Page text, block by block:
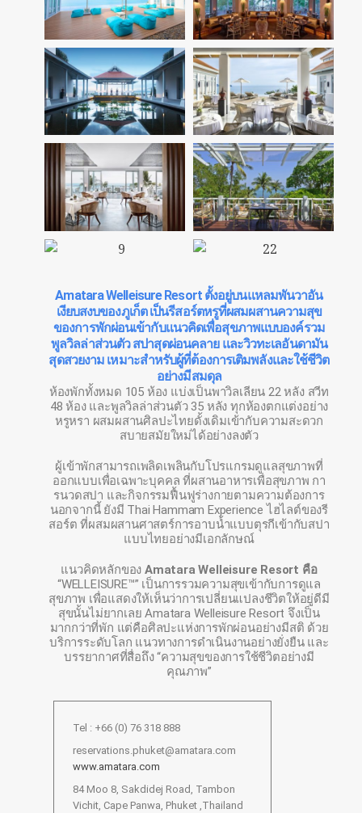
Amatara Welleisure Resort ตั้งอยู่บนแหลมพันวาอัน
เงียบสงบของภูเก็ต เป็นรีสอร์ตหรูที่ผสมผสานความสุข
ของการพักผ่อนเข้ากับแนวคิดเพื่อสุขภาพแบบองค์รวม
พูลวิลล่าส่วนตัว สปาสุดผ่อนคลาย และวิวทะเลอันดามัน
สุดสวยงาม เหมาะสำหรับผู้ที่ต้องการเติมพลังและใช้ชีวิต
อย่างมีสมดุล
ห้องพักทั้งหมด 105 ห้อง แบ่งเป็นพาวิลเลียน 22 หลัง สวีท
48 ห้อง และพูลวิลล่าส่วนตัว 35 หลัง ทุกห้องตกแต่งอย่าง
หรูหรา ผสมผสานศิลปะไทยดั้งเดิมเข้ากับความสะดวก
สบายสมัยใหม่ได้อย่างลงตัว
ผู้เข้าพักสามารถเพลิดเพลินกับโปรแกรมดูแลสุขภาพที่
ออกแบบเพื่อเฉพาะบุคคล ที่ผสานอาหารเพื่อสุขภาพ กา
รนวดสปา และกิจกรรมฟื้นฟูร่างกายตามความต้องการ
นอกจากนี้ ยังมี Thai Hammam Experience ไฮไลต์ของรี
สอร์ต ที่ผสมผสานศาสตร์การอาบน้ำแบบตุรกีเข้ากับสปา
แบบไทยอย่างมีเอกลักษณ์
แนวคิดหลักของAmatara Welleisure Resort คือ
“WELLEISURE™” เป็นการรวมความสุขเข้ากับการดูแล
สุขภาพ เพื่อแสดงให้เห็นว่าการเปลี่ยนแปลงชีวิตให้อยู่ดีมี
สุขนั้นไม่ยากเลย Amatara Welleisure Resort จึงเป็น
มากกว่าที่พัก แต่คือศิลปะแห่งการพักผ่อนอย่างมีสติ ด้วย
บริการระดับโลก แนวทางการดำเนินงานอย่างยั่งยืน และ
บรรยากาศที่สื่อถึง “ความสุขของการใช้ชีวิตอย่างมี
คุณภาพ”
Tel : +66 (0) 76 318 888
reservations.phuket@amatara.com
www.amatara.com
84 Moo 8, Sakdidej Road, Tambon
Vichit, Cape Panwa, Phuket ,Thailand